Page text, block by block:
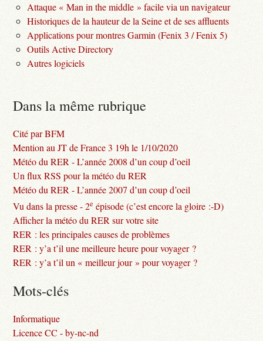
Attaque « Man in the middle » facile via un navigateur
Historiques de la hauteur de la Seine et de ses affluents
Applications pour montres Garmin (Fenix 3 / Fenix 5)
Outils Active Directory
Autres logiciels
Dans la même rubrique
Cité par BFM
Mention au JT de France 3 19h le 1/10/2020
Météo du RER - L’année 2008 d’un coup d’oeil
Un flux RSS pour la météo du RER
Météo du RER - L’année 2007 d’un coup d’oeil
Vu dans la presse - 2e épisode (c’est encore la gloire :-D)
Afficher la météo du RER sur votre site
RER : les principales causes de problèmes
RER : y’a t’il une meilleure heure pour voyager ?
RER : y’a t’il un « meilleur jour » pour voyager ?
Mots-clés
Informatique
Licence CC - by-nc-nd